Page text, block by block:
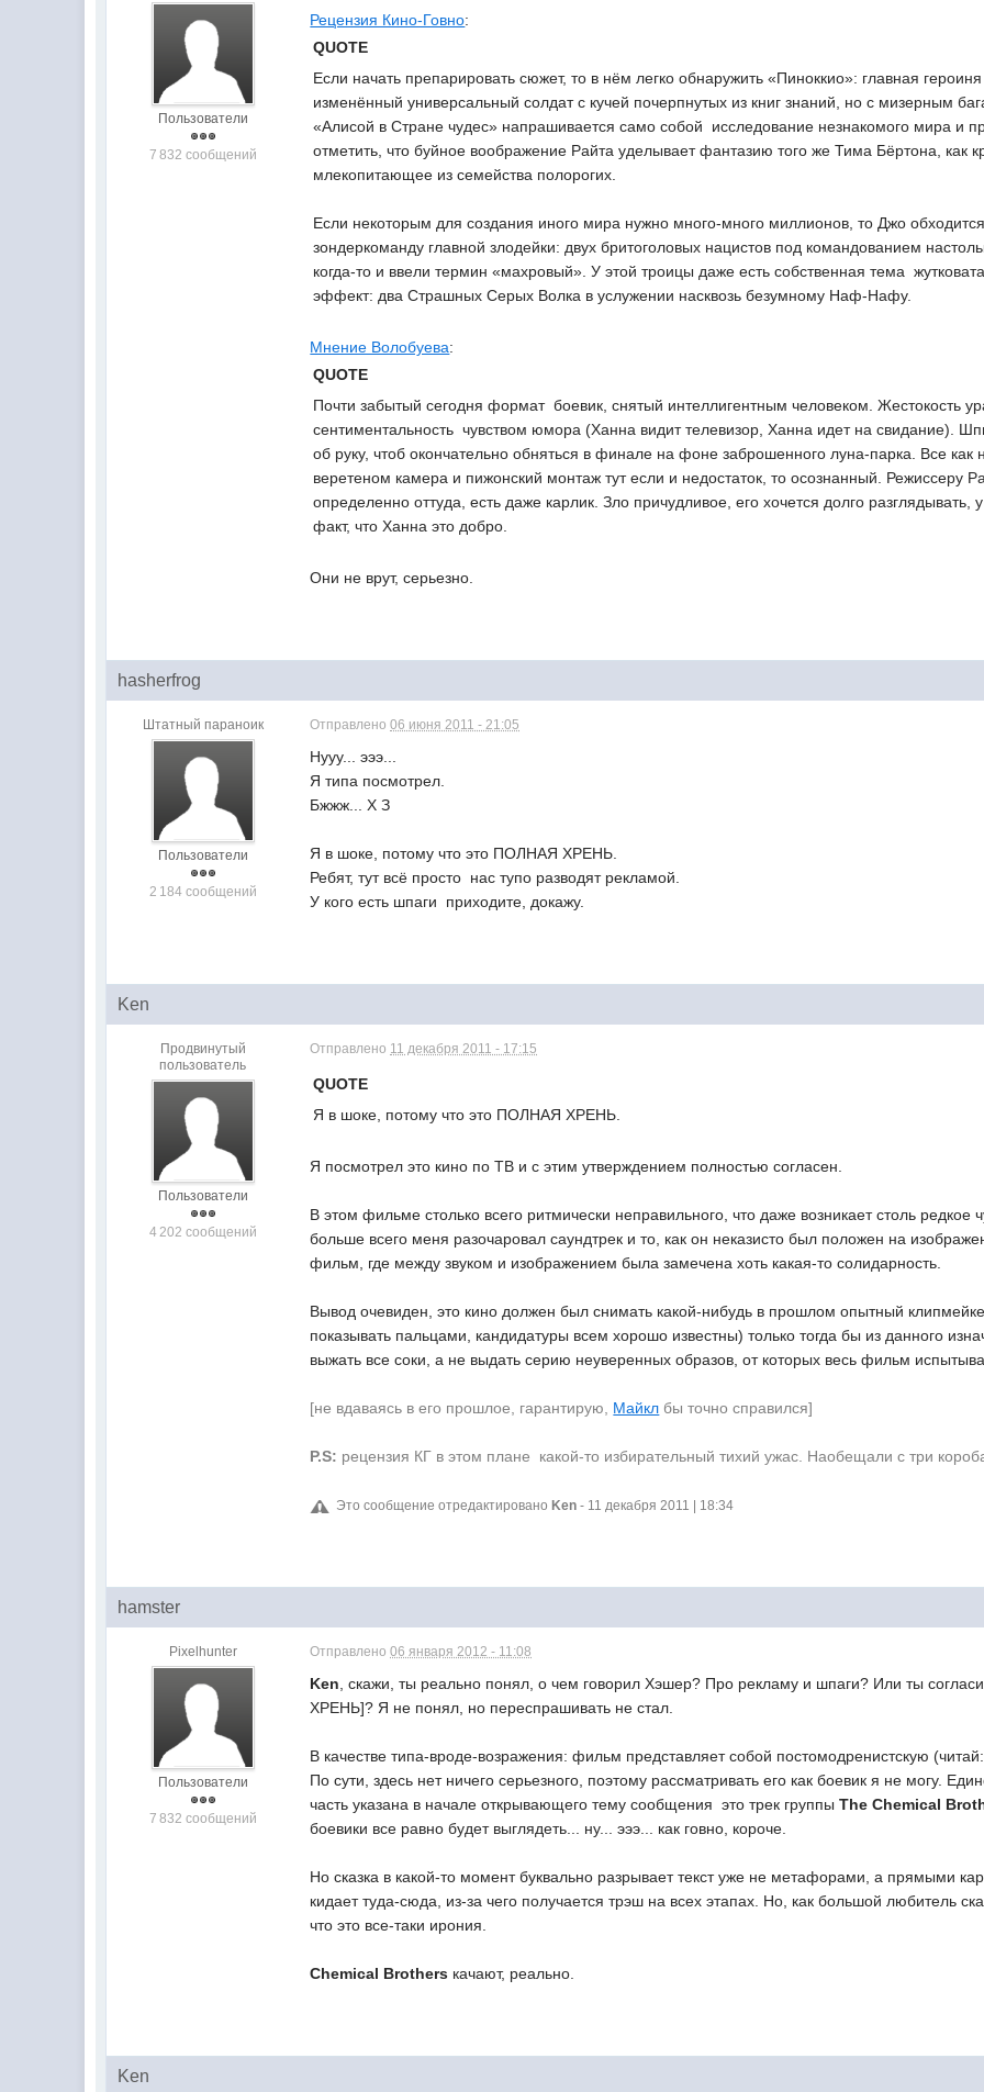
Пользователи
7 832 сообщений
Рецензия Кино-Говно:
QUOTE
Если начать препарировать сюжет, то в нём легко обнаружить «Пиноккио»: главная
изменённый универсальный солдат с кучей почерпнутых из книг знаний, но с мизерным
«Алисой в Стране чудес» напрашивается само собой  исследование незнакомого мира и
отметить, что буйное воображение Райта уделывает фантазию того же Тима Бёртона, как
млекопитающее из семейства полорогих.
Если некоторым для создания иного мира нужно много-много миллионов, то Джо
зондеркоманду главной злодейки: двух бритоголовых нацистов под командованием
когда-то и ввели термин «махровый». У этой троицы даже есть собственная тема 
эффект: два Страшных Серых Волка в услужении насквозь безумному Наф-Нафу.
Мнение Волобуева:
QUOTE
Почти забытый сегодня формат  боевик, снятый интеллигентным человеком. Жестокость
сентиментальность  чувством юмора (Ханна видит телевизор, Ханна идет на свидание).
об руку, чтоб окончательно обняться в финале на фоне заброшенного луна-парка. Все
веретеном камера и пижонский монтаж тут если и недостаток, то осознанный. Режиссеру
определенно оттуда, есть даже карлик. Зло причудливое, его хочется долго разглядывать,
факт, что Ханна это добро.
Они не врут, серьезно.
hasherfrog
Штатный параноик
Пользователи
2 184 сообщений
Отправлено06 июня 2011 - 21:05
Нууу... эээ...
Я типа посмотрел.
Бжжж... Х З
Я в шоке, потому что это ПОЛНАЯ ХРЕНЬ.
Ребят, тут всё просто  нас тупо разводят рекламой.
У кого есть шпаги  приходите, докажу.
Ken
Продвинутый
пользователь
Пользователи
4 202 сообщений
Отправлено 11 декабря 2011 - 17:15
QUOTE
Я в шоке, потому что это ПОЛНАЯ ХРЕНЬ.
Я посмотрел это кино по ТВ и с этим утверждением полностью согласен.
В этом фильме столько всего ритмически неправильного, что даже возникает столь редкое
больше всего меня разочаровал саундтрек и то, как он неказисто был положен на
фильм, где между звуком и изображением была замечена хоть какая-то солидарность.
Вывод очевиден, это кино должен был снимать какой-нибудь в прошлом опытный
показывать пальцами, кандидатуры всем хорошо известны) только тогда бы из данного
выжать все соки, а не выдать серию неуверенных образов, от которых весь фильм
[не вдаваясь в его прошлое, гарантирую, Майкл бы точно справился]
P.S: рецензия КГ в этом плане  какой-то избирательный тихий ужас. Наобещали с три
Это сообщение отредактировано Ken - 11 декабря 2011 | 18:34
hamster
Pixelhunter
Пользователи
7 832 сообщений
Отправлено06 января 2012 - 11:08
Ken , скажи, ты реально понял, о чем говорил Хэшер? Про рекламу и шпаги? Или ты
ХРЕНЬ]? Я не понял, но переспрашивать не стал.
В качестве типа-вроде-возражения: фильм представляет собой постомодренистскую
По сути, здесь нет ничего серьезного, поэтому рассматривать его как боевик я не могу.
часть указана в начале открывающего тему сообщения  это трек группыThe Chemical
боевики все равно будет выглядеть... ну... эээ... как говно, короче.
Но сказка в какой-то момент буквально разрывает текст уже не метафорами, а прямыми
кидает туда-сюда, из-за чего получается трэш на всех этапах. Но, как большой любитель
что это все-таки ирония.
Chemical Brothers качают, реально.
Ken